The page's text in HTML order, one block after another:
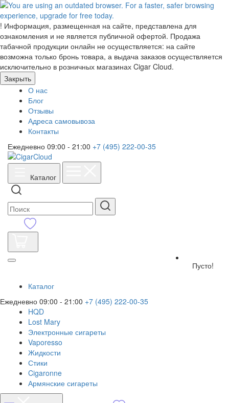
! Информация, размещенная на сайте, представлена для
ознакомления и не является публичной офертой. Продажа
табачной продукции онлайн не осуществляется: на сайте
возможна только бронь товара, а выдача заказов осуществляется
исключительно в розничных магазинах Cigar Cloud.
Закрыть
О нас
Блог
Отзывы
Адреса самовывоза
Контакты
Ежедневно 09:00 - 21:00 +7 (495) 222-00-35
Каталог
Пусто!
Каталог
Ежедневно 09:00 - 21:00 +7 (495) 222-00-35
HQD
Lost Mary
Электронные сигареты
Vaporesso
Жидкости
Стики
Cigaronne
Армянские сигареты